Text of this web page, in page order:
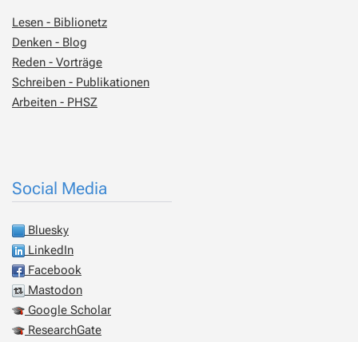
Lesen - Biblionetz
Denken - Blog
Reden - Vorträge
Schreiben - Publikationen
Arbeiten - PHSZ
Social Media
Bluesky
LinkedIn
Facebook
Mastodon
Google Scholar
ResearchGate